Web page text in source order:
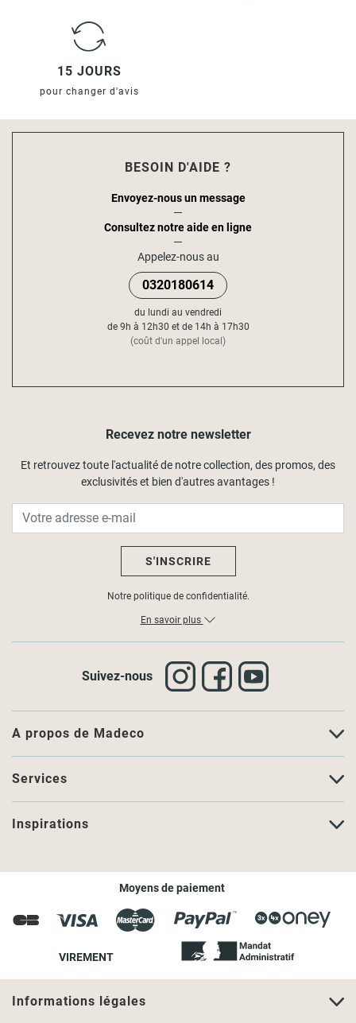
15 JOURS
pour changer d'avis
A propos de Madeco
Services
Inspirations
Recevez notre newsletter
Et retrouvez toute l'actualité de notre collection, des promos, des
exclusivités et bien d'autres avantages !
S'INSCRIRE
Notre politique de confidentialité.
En savoir plus
Suivez-nous
BESOIN D'AIDE ?
Envoyez-nous un message
Consultez notre aide en ligne
Appelez-nous au
0320180614
du lundi au vendredi
de 9h à 12h30 et de 14h à 17h30
(coût d'un appel local)
Moyens de paiement
VIREMENT
Informations légales